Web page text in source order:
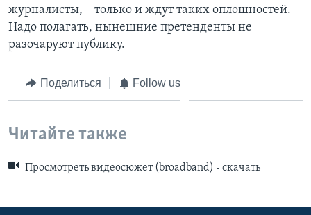
журналисты, – только и ждут таких оплошностей.
Надо полагать, нынешние претенденты не
разочаруют публику.
Поделиться Follow us
Читайте также
Просмотреть видеосюжет (broadband) - скачать